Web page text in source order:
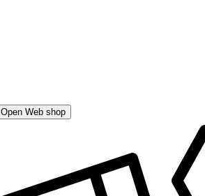
Open Web shop